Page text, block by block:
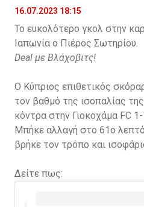
16.07.2023 18:15
Το ευκολότερο γκολ στην
Ιαπωνία ο Πιέρος Σωτηρίου.
Deal με Βλάχοβιτς!
Ο Κύπριος επιθετικός
τον βαθμό της ισοπαλίας
κόντρα στην Γιοκοχάμα FC 1-
Μπήκε αλλαγή στο 61ο
βρήκε τον τρόπο και
Δείτε πως: